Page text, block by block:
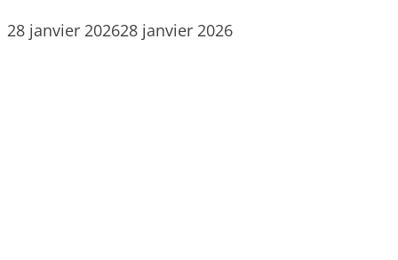
28 janvier 202628 janvier 2026